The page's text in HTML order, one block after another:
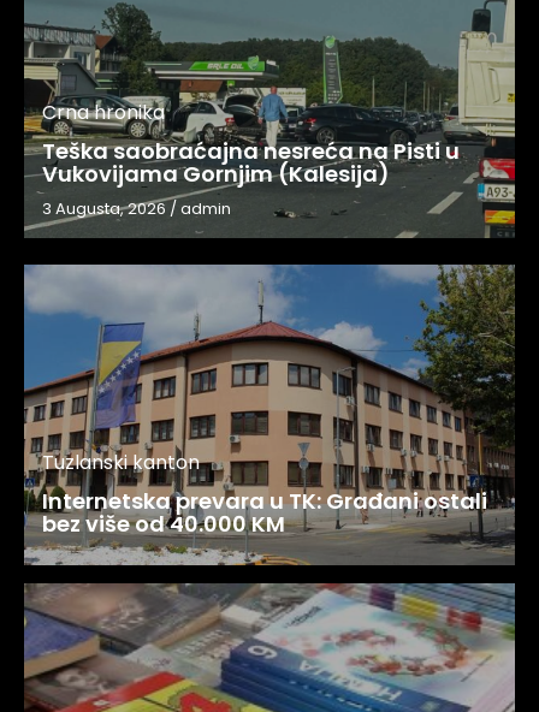
Crna hronika
Teška saobraćajna nesreća na Pisti u
Vukovijama Gornjim (Kalesija)
3 Augusta, 2026/admin
Tuzlanski kanton
Internetska prevara u TK: Građani ostali
bez više od 40.000 KM